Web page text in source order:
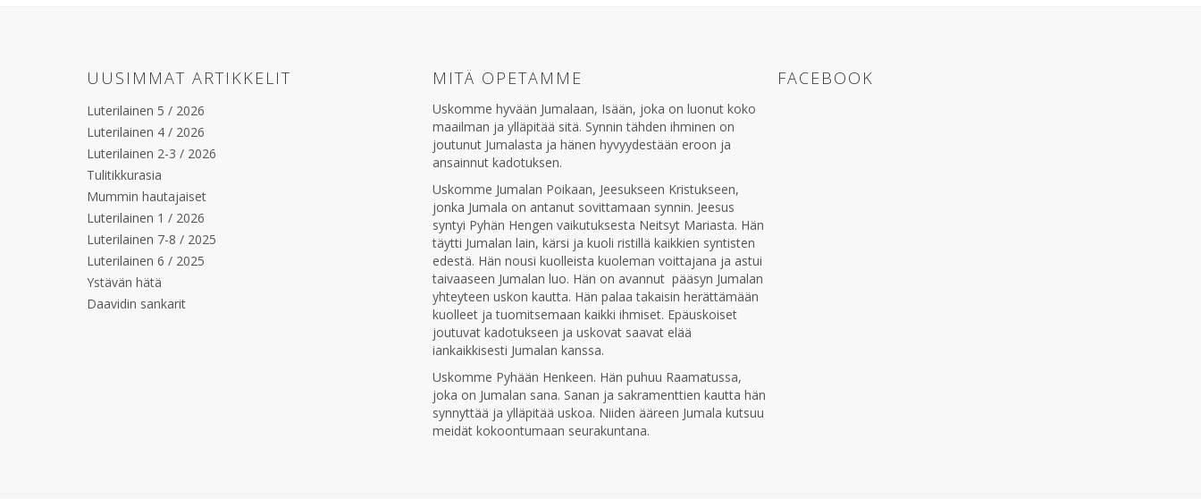
UUSIMMAT ARTIKKELIT
Luterilainen 5 / 2026
Luterilainen 4 / 2026
Luterilainen 2-3 / 2026
Tulitikkurasia
Mummin hautajaiset
Luterilainen 1 / 2026
Luterilainen 7-8 / 2025
Luterilainen 6 / 2025
Ystävän hätä
Daavidin sankarit
MITÄ OPETAMME
Uskomme hyvään Jumalaan, Isään, joka on luonut koko
maailman ja ylläpitää sitä. Synnin tähden ihminen on
joutunut Jumalasta ja hänen hyvyydestään eroon ja
ansainnut kadotuksen.
Uskomme Jumalan Poikaan, Jeesukseen Kristukseen,
jonka Jumala on antanut sovittamaan synnin. Jeesus
syntyi Pyhän Hengen vaikutuksesta Neitsyt Mariasta. Hän
täytti Jumalan lain, kärsi ja kuoli ristillä kaikkien syntisten
edestä. Hän nousi kuolleista kuoleman voittajana ja astui
taivaaseen Jumalan luo. Hän on avannut pääsyn Jumalan
yhteyteen uskon kautta. Hän palaa takaisin herättämään
kuolleet ja tuomitsemaan kaikki ihmiset. Epäuskoiset
joutuvat kadotukseen ja uskovat saavat elää
iankaikkisesti Jumalan kanssa.
Uskomme Pyhään Henkeen. Hän puhuu Raamatussa,
joka on Jumalan sana. Sanan ja sakramenttien kautta hän
synnyttää ja ylläpitää uskoa. Niiden ääreen Jumala kutsuu
meidät kokoontumaan seurakuntana.
FACEBOOK